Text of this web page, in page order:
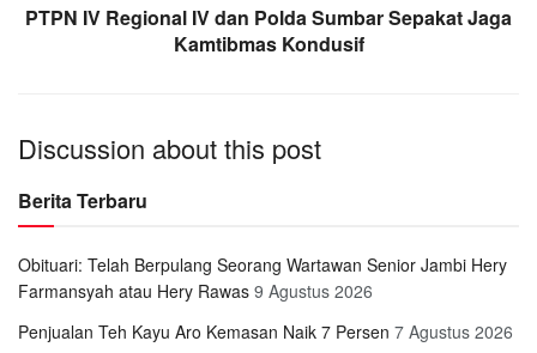
PTPN IV Regional IV dan Polda Sumbar Sepakat Jaga
Kamtibmas Kondusif
Discussion about this post
Berita Terbaru
Obituari: Telah Berpulang Seorang Wartawan Senior Jambi Hery
Farmansyah atau Hery Rawas 9 Agustus 2026
Penjualan Teh Kayu Aro Kemasan Naik 7 Persen 7 Agustus 2026